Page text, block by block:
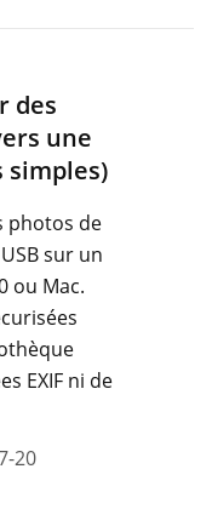
des
une
simples)
photos de
sur un
ou Mac.
EXIF ​​ni de
20